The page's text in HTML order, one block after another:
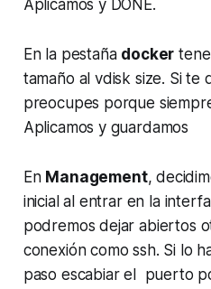
Aplicamos y DONE.
En la pestaña docker
tamaño al vdisk size. Si te
preocupes porque
Aplicamos y guardamos
En Management,
inicial al entrar en la
podremos dejar abiertos
conexión como ssh. Si lo
paso escabiar el puerto